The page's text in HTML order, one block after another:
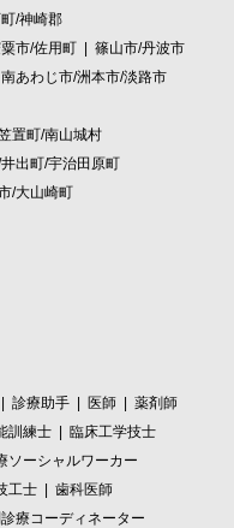
/神崎郡
市/佐用町
篠山市/丹波市
南あわじ市/洲本市/淡路市
置町/南山城村
出町/宇治田原町
/大山崎町
診療助手 医師
薬剤師
訓練士
臨床工学技士
ソーシャルワーカー
工士
歯科医師
療コーディネーター